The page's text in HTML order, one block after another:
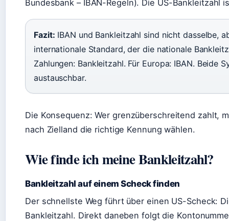
Bundesbank – IBAN-Regeln). Die US-Bankleitzahl
Fazit: IBAN und Bankleitzahl sind nicht dasselbe,
internationale Standard, der die nationale
Zahlungen: Bankleitzahl. Für Europa: IBAN. Beide
austauschbar.
Die Konsequenz: Wer grenzüberschreitend zahlt,
nach Zielland die richtige Kennung wählen.
Wie finde ich meine Bankleitzahl?
Bankleitzahl auf einem Scheck finden
Der schnellste Weg führt über einen US-Scheck:
Bankleitzahl. Direkt daneben folgt die